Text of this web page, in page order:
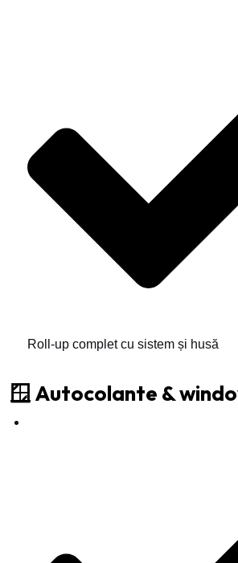
Roll-up complet cu sistem și husă
🪟 Autocolante &